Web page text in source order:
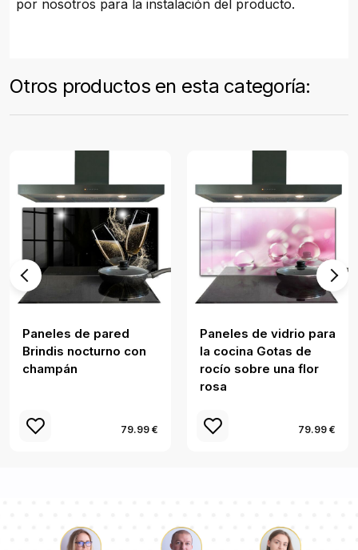
por nosotros para la instalación del producto.
Otros productos en esta categoría:
Paneles de pared
Brindis nocturno con
champán
79.99 €
Paneles de vidrio para
la cocina Gotas de
rocío sobre una flor
rosa
79.99 €